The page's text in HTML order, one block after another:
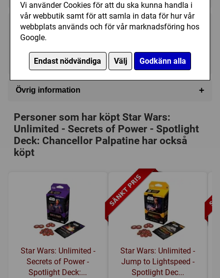
Vi använder Cookies för att du ska kunna handla i
vår webbutik samt för att samla in data för hur vår
webbplats används och för vår marknadsföring hos
Google.
Endast nödvändiga Välj Godkänn alla
249 kr Bevaka
Tillfälligt slut
Övrig information +
Serie: Star Wars: Unlimited (TCG)
Kategori: 2-spelare, Rymden
Science Fiction
Tillverkare:
Personer som har köpt Star Wars:
Unlimited - Secrets of Power - Spotlight
Deck: Chancellor Palpatine har också
köpt
Star Wars: Unlimited -
Secrets of Power -
Spotlight Deck:...
Star Wars: Unlimited -
Jump to Lightspeed -
Spotlight Dec...